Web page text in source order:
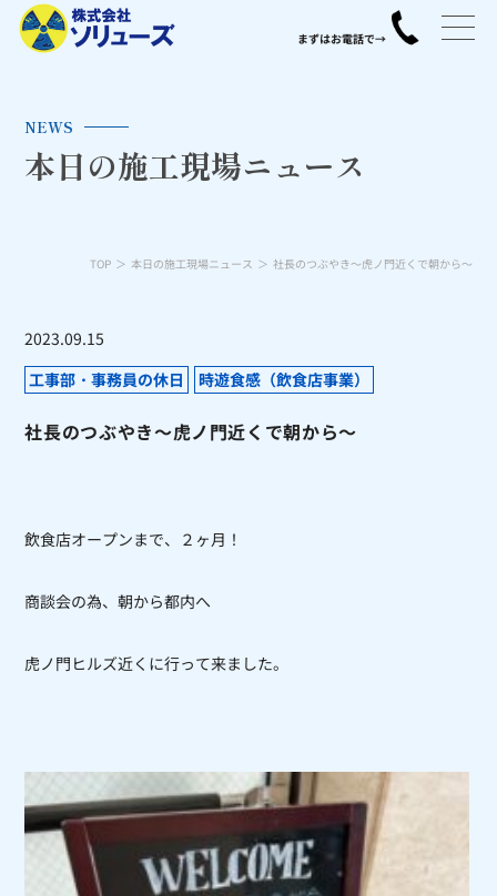
NEWS
本日の施工現場ニュース
TOP 本日の施工現場ニュース 社長のつぶやき～虎ノ門近くで朝から～
2023.09.15
工事部・事務員の休日
時遊食感（飲食店事業）
社長のつぶやき～虎ノ門近くで朝から～
飲食店オープンまで、２ヶ月！
商談会の為、朝から都内へ
虎ノ門ヒルズ近くに行って来ました。